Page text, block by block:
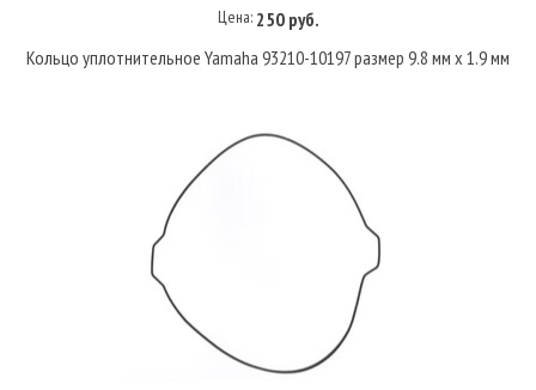
Цена: 250 руб.
Кольцо уплотнительное Yamaha 93210-10197 размер 9.8 мм x 1.9 мм